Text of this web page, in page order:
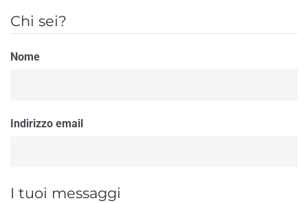
Chi sei?
Nome
Indirizzo email
I tuoi messaggi